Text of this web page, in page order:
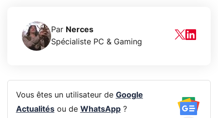
Par Nerces
Spécialiste PC & Gaming
Vous êtes un utilisateur de Google
Actualitésou de WhatsApp?